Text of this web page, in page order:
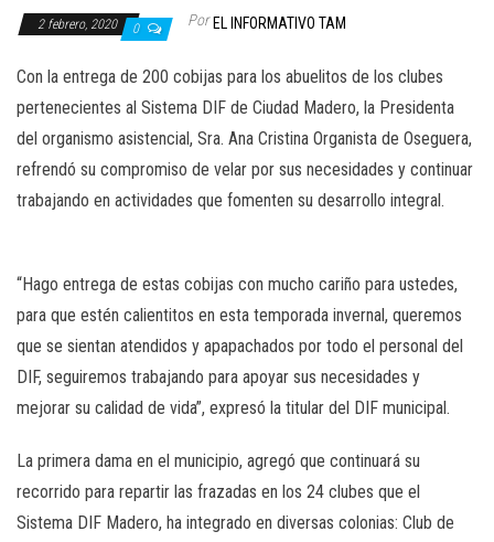
2 febrero, 2020 0 Por EL INFORMATIVO TAM
Con la entrega de 200 cobijas para los abuelitos de los clubes
pertenecientes al Sistema DIF de Ciudad Madero, la Presidenta
del organismo asistencial, Sra. Ana Cristina Organista de Oseguera,
refrendó su compromiso de velar por sus necesidades y continuar
trabajando en actividades que fomenten su desarrollo integral.
“Hago entrega de estas cobijas con mucho cariño para ustedes,
para que estén calientitos en esta temporada invernal, queremos
que se sientan atendidos y apapachados por todo el personal del
DIF, seguiremos trabajando para apoyar sus necesidades y
mejorar su calidad de vida”, expresó la titular del DIF municipal.
La primera dama en el municipio, agregó que continuará su
recorrido para repartir las frazadas en los 24 clubes que el
Sistema DIF Madero, ha integrado en diversas colonias: Club de